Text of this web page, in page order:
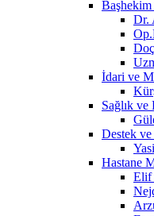
Başhekim
Dr.
İdari ve
Sağlık
Destek
Hastane
Elif